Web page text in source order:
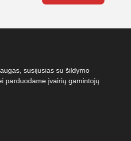
susijusias su šildymo
parduodame įvairių gamintojų